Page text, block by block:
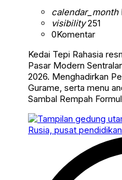
calendar_month
visibility251
0Komentar
Kedai Tepi Rahasia
Pasar Modern
2026. Menghadirkan
Gurame, serta menu
Sambal Rempah